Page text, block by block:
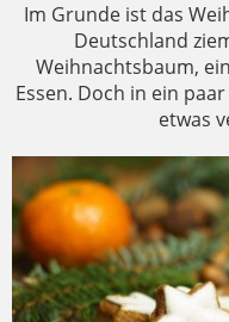
Im Grunde ist das
Deutschland
Weihnachtsbaum,
Essen. Doch in ein
etwas